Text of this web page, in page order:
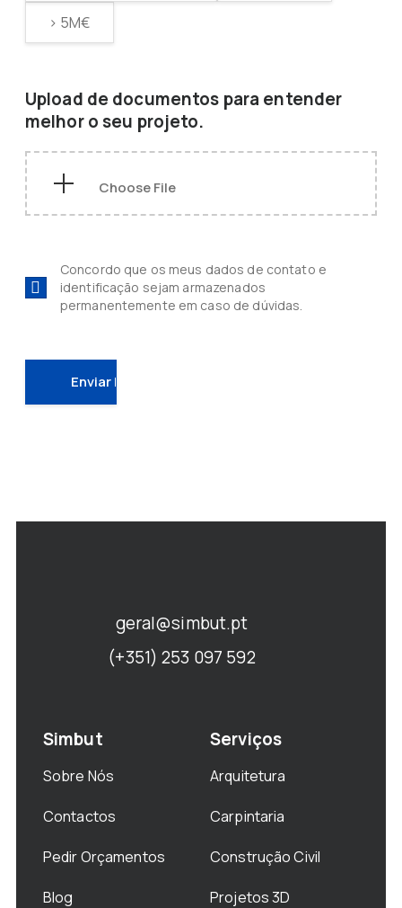
> 5M€
Upload de documentos para entender
melhor o seu projeto.
Concordo que os meus dados de contato e
identificação sejam armazenados
permanentemente em caso de dúvidas.
geral@simbut.pt
(+351) 253 097 592
Simbut
Sobre Nós
Contactos
Pedir Orçamentos
Blog
Serviços
Arquitetura
Carpintaria
Construção Civil
Projetos 3D